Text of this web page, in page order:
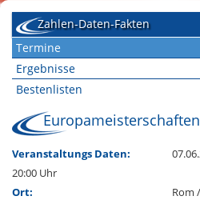
Zahlen-Daten-Fakten
Termine
Ergebnisse
Bestenlisten
Europameisterschaften
Veranstaltungs Daten:
20:00 Uhr
Ort:
Rom